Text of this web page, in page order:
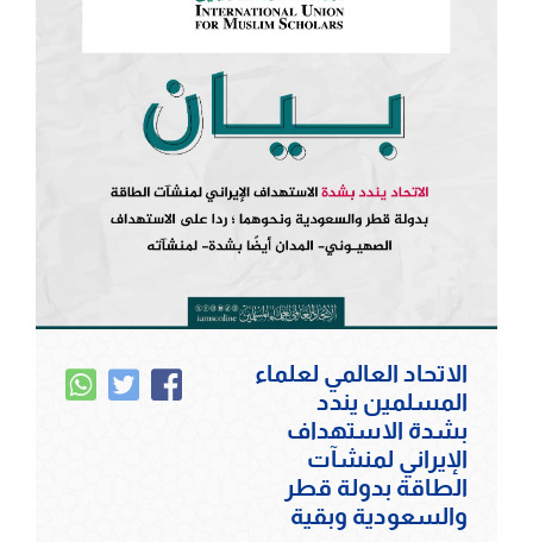
الاتحاد العالمي لعلماء
المسلمين يندد
بشدة الاستهداف
الإيراني لمنشآت
الطاقة بدولة قطر
والسعودية وبقية